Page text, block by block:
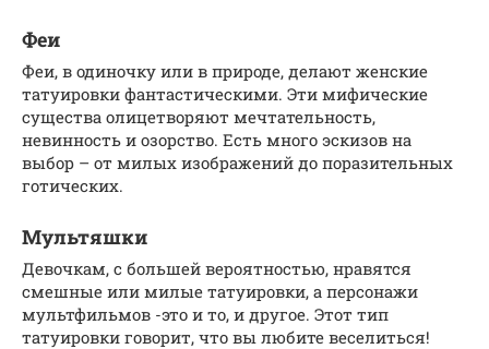
Феи
Феи, в одиночку или в природе, делают женские
татуировки фантастическими. Эти мифические
существа олицетворяют мечтательность,
невинность и озорство. Есть много эскизов на
выбор – от милых изображений до поразительных
готических.
Мультяшки
Девочкам, с большей вероятностью, нравятся
смешные или милые татуировки, а персонажи
мультфильмов -это и то, и другое. Этот тип
татуировки говорит, что вы любите веселиться!